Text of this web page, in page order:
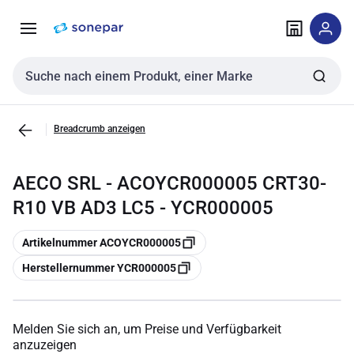
NavigationInhalt
Sucheingabe
Breadcrumb anzeigen
AECO SRL - ACOYCR000005 CRT30-
R10 VB AD3 LC5 - YCR000005
Kopieren
Artikelnummer ACOYCR000005
Kopieren
Herstellernummer YCR000005
Melden Sie sich an, um Preise und Verfügbarkeit
anzuzeigen